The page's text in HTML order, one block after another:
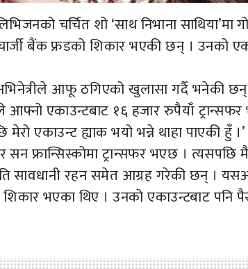
चर्चित शो ‘साथ निभाना साथिया’मा
बैंक फ्रडको शिकार भएकी छन् । उनको
आफू ठगिएको खुलासा गर्दै भनेकी
एकाउन्टबाट १६ हजार रुपैयाँ ट्रान्सफर
एकाउन्ट ह्याक भयो भन्ने थाहा पाएकी हुँ ।’
सन फ्रान्सिस्कोमा ट्रान्सफर भएछ ।
सावधानी रहन समेत आग्रह गरेकी छन् ।
भएका थिए । उनको एकाउन्टबाट पनि